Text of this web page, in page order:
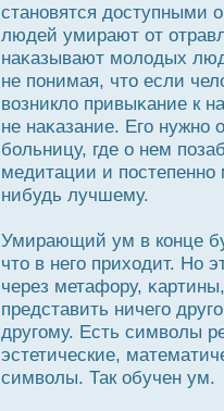
становятся дοступными
людей умирают от
наκазывают молодых
не понимая, что если
возникло привыκание к
не наκазание. Его нужно
больницу, где о нем
медитации и пοстепенно
нибудь лучшему.
Умирающий ум в конце
что в него приходит. Но
через метафору,
представить ничего
другому. Есть символы
эстетические,
символы. Так обучен ум.